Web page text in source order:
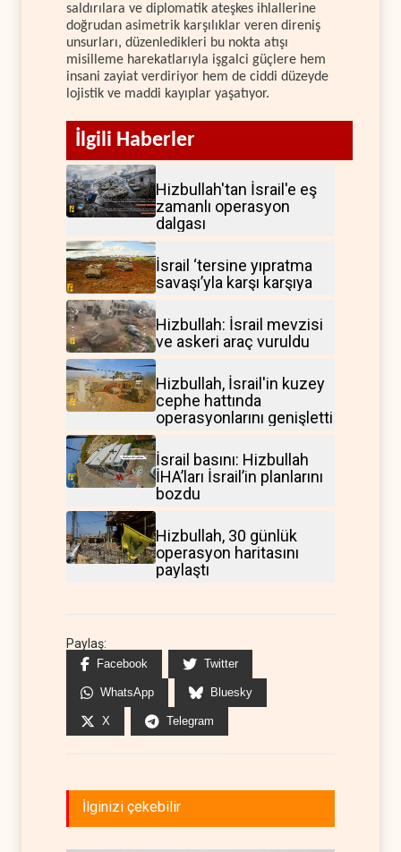
saldırılara ve diplomatik ateşkes ihlallerine
doğrudan asimetrik karşılıklar veren direniş
unsurları, düzenledikleri bu nokta atışı
misilleme harekatlarıyla işgalci güçlere hem
insani zayiat verdiriyor hem de ciddi düzeyde
lojistik ve maddi kayıplar yaşatıyor.
İlgili Haberler
Hizbullah'tan İsrail'e eş
zamanlı operasyon
dalgası
İsrail ‘tersine yıpratma
savaşı’yla karşı karşıya
Hizbullah: İsrail mevzisi
ve askeri araç vuruldu
Hizbullah, İsrail'in kuzey
cephe hattında
operasyonlarını genişletti
İsrail basını: Hizbullah
İHA’ları İsrail’in planlarını
bozdu
Hizbullah, 30 günlük
operasyon haritasını
paylaştı
Paylaş:
Facebook Twitter
WhatsApp Bluesky
X Telegram
İlginizi çekebilir